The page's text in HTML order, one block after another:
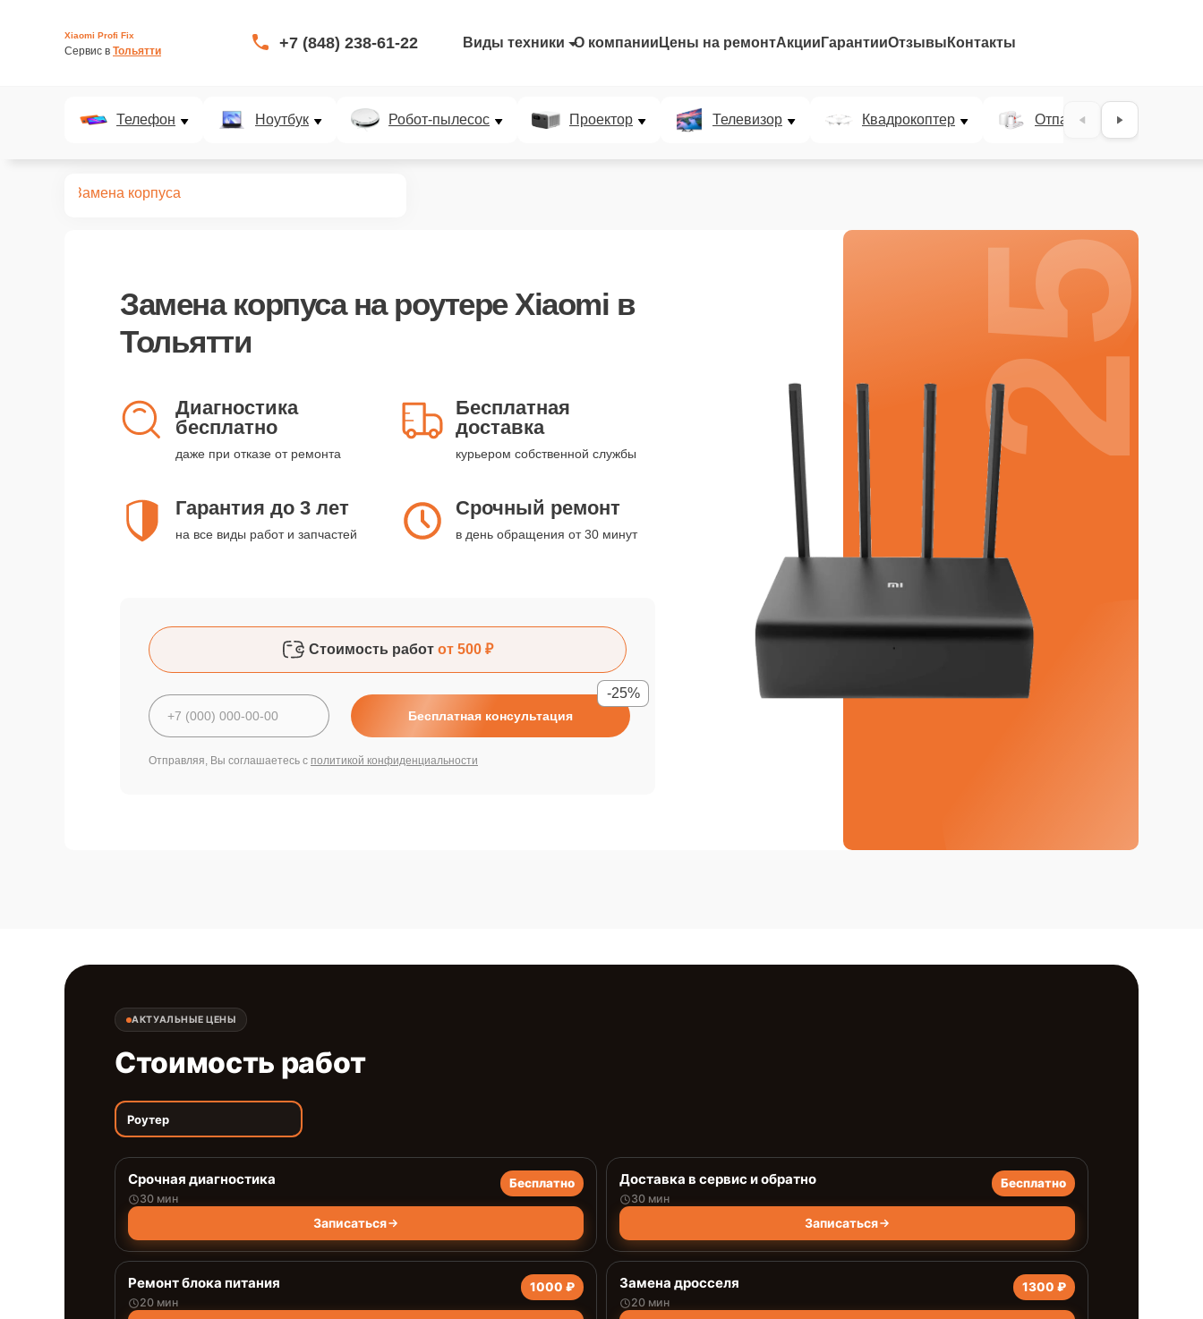
Xiaomi Profi Fix
Сервис в Тольятти +7 (848) 238-61-22 Виды техники О компании Цены на ремонтАкции ГарантииОтзывы Контакты
Телефон Ноутбук Робот-пылесос Проектор Телевизор Квадрокоптер Отпариватель
Замена корпуса
Замена корпусана роутере Xiaomi в
Тольятти
Диагностика
бесплатно
даже при отказе от ремонта
Бесплатная
доставка
курьером собственной службы
Гарантия до 3 лет
на все виды работ и запчастей
Срочный ремонт
в день обращения от 30 минут
Стоимость работ от 500 ₽
Бесплатная консультация
-25%
Отправляя, Вы соглашаетесь с политикой конфиденциальности
25%
АКТУАЛЬНЫЕ ЦЕНЫ
Стоимость работ
Роутер
Срочная диагностика
30 мин
Бесплатно
Записаться
Доставка в сервис и обратно
30 мин
Бесплатно
Записаться
Ремонт блока питания
20 мин
1000 ₽ Замена дросселя
20 мин
1300 ₽